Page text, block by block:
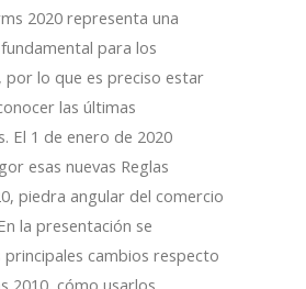
2020 representa una
para los
lo que es preciso estar
las últimas
El 1 de enero de 2020
esas nuevas Reglas
piedra angular del comercio
la presentación se
cambios respecto
2010, cómo usarlos